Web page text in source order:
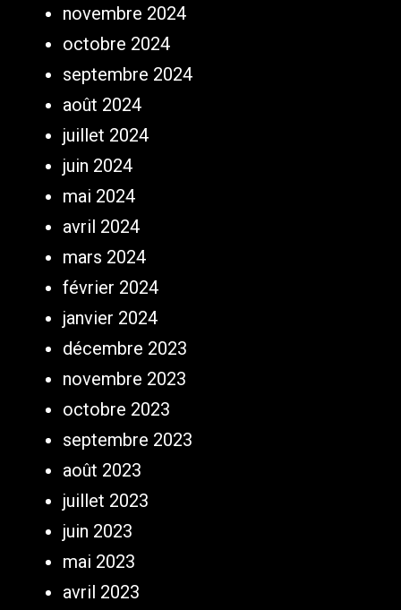
novembre 2024
octobre 2024
septembre 2024
août 2024
juillet 2024
juin 2024
mai 2024
avril 2024
mars 2024
février 2024
janvier 2024
décembre 2023
novembre 2023
octobre 2023
septembre 2023
août 2023
juillet 2023
juin 2023
mai 2023
avril 2023